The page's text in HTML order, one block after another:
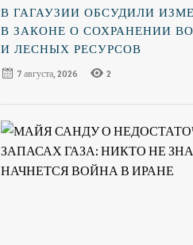
В ГАГАУЗИИ ОБСУДИЛИ
В ЗАКОНЕ О СОХРАНЕНИИ
И ЛЕСНЫХ РЕСУРСОВ
7 августа, 2026
2